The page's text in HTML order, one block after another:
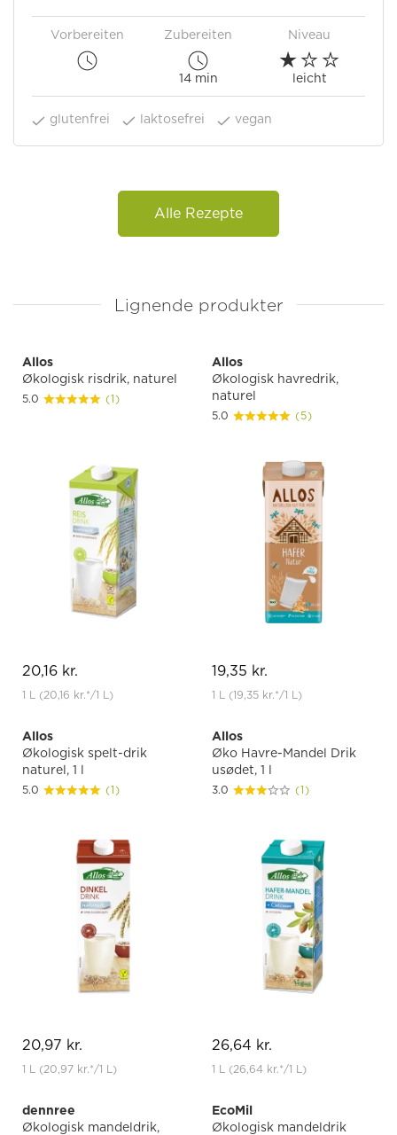
Vorbereiten Zubereiten
14 min
Niveau
leicht
glutenfrei laktosefrei vegan
Alle Rezepte
Lignende produkter
Allos
Økologisk risdrik, naturel
5.0 (1)
20,16 kr.
1 L (20,16 kr.*/1 L)
Allos
Økologisk havredrik,
naturel
5.0 (5)
19,35 kr.
1 L (19,35 kr.*/1 L)
Allos
Økologisk spelt-drik
naturel, 1 l
5.0 (1)
20,97 kr.
1 L (20,97 kr.*/1 L)
Allos
Øko Havre-Mandel Drik
usødet, 1 l
3.0 (1)
26,64 kr.
1 L (26,64 kr.*/1 L)
dennree
Økologisk mandeldrik,
EcoMil
Økologisk mandeldrik